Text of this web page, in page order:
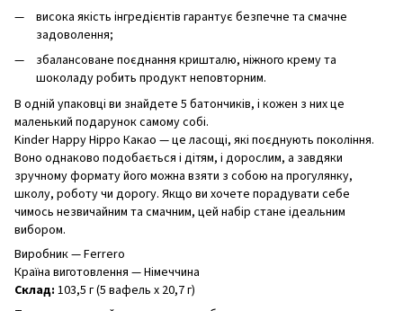
висока якість інгредієнтів гарантує безпечне та смачне
задоволення;
збалансоване поєднання кришталю, ніжного крему та
шоколаду робить продукт неповторним.
В одній упаковці ви знайдете 5 батончиків, і кожен з них це
маленький подарунок самому собі.
Kinder Happy Hippo Какао — це ласощі, які поєднують покоління.
Воно однаково подобається і дітям, і дорослим, а завдяки
зручному формату його можна взяти з собою на прогулянку,
школу, роботу чи дорогу. Якщо ви хочете порадувати себе
чимось незвичайним та смачним, цей набір стане ідеальним
вибором.
Виробник — Ferrero
Країна виготовлення — Німеччина
Склад: 103,5 г (5 вафель х 20,7 г)